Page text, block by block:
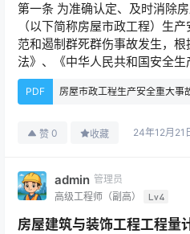
第一条 为准确认定、及时消除
（以下简称房屋市政工程）生
范和遏制群死群伤事故发生，
法》、《中华人民共和国安全
PDF
赞 0 收藏 24年12月21
admin 管理员
高级工程师（副高）
Lv4
房屋建筑与装饰工程工程